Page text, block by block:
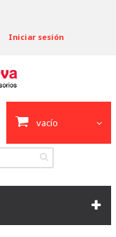
Iniciar sesión
vacío